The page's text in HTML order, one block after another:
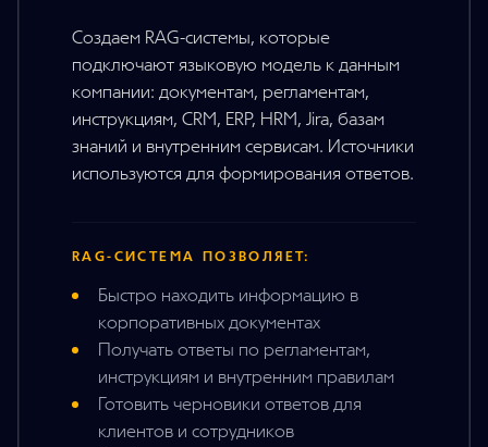
Создаем RAG-системы, которые
подключают языковую модель к данным
компании: документам, регламентам,
инструкциям, CRM, ERP, HRM, Jira, базам
знаний и внутренним сервисам. Источники
используются для формирования ответов.
RAG-СИСТЕМА ПОЗВОЛЯЕТ:
Быстро находить информацию в
корпоративных документах
Получать ответы по регламентам,
инструкциям и внутренним правилам
Готовить черновики ответов для
клиентов и сотрудников